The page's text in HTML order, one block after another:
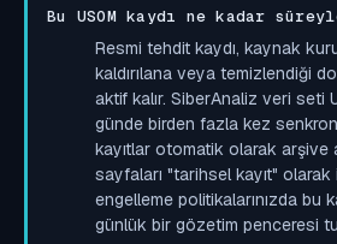
Bu USOM kaydı ne kadar
Resmi tehdit kaydı, kaynak
kaldırılana veya temizlendiği
aktif kalır. SiberAnaliz veri seti
günde birden fazla kez
kayıtlar otomatik olarak arşive
sayfaları "tarihsel kayıt"
engelleme politikalarınızda bu
günlük bir gözetim penceresi